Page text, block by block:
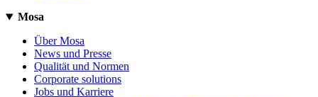
Mosa
Über Mosa
News und Presse
Qualität und Normen
Corporate solutions
Jobs und Karriere